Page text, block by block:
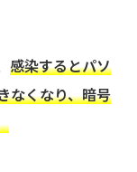
感染するとパソ
なくなり、暗号